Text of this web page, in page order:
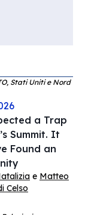
Stati Uniti e Nord
a Trap
Summit. It
Found an
e Matteo
Celso